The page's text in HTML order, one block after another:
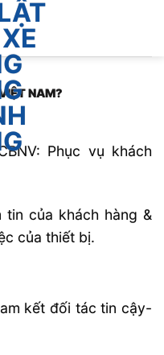
NAM?
Phục vụ khách
tin của khách hàng &
của thiết bị.
kết đối tác tin cậy-